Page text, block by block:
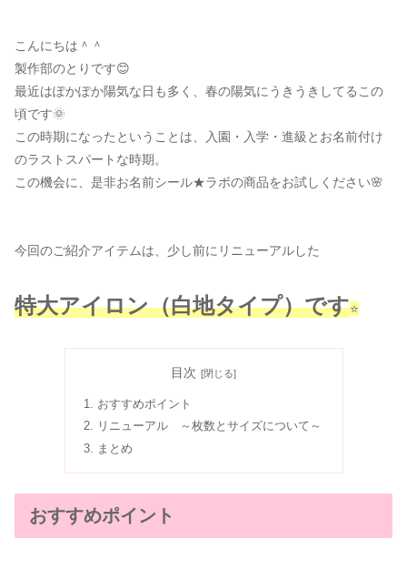
こんにちは＾＾
製作部のとりです😊
最近はぽかぽか陽気な日も多く、春の陽気にうきうきしてるこの
頃です🌞
この時期になったということは、入園・入学・進級とお名前付け
のラストスパートな時期。
この機会に、是非お名前シール★ラボの商品をお試しください🌸
今回のご紹介アイテムは、少し前にリニューアルした
特大アイロン（白地タイプ）です⭐
目次
おすすめポイント
リニューアル ～枚数とサイズについて～
まとめ
おすすめポイント